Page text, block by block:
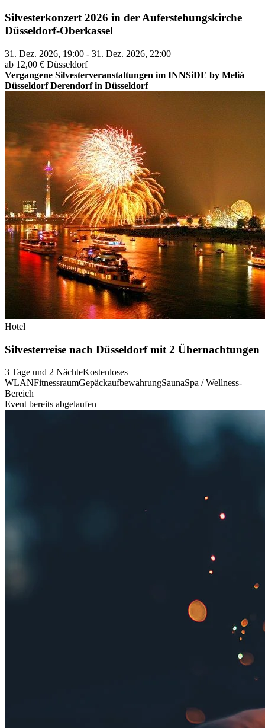
Silvesterkonzert 2026 in der Auferstehungskirche
Düsseldorf-Oberkassel
31. Dez. 2026, 19:00 - 31. Dez. 2026, 22:00
ab 12,00 € Düsseldorf
Vergangene Silvesterveranstaltungen im INNSiDE by Meliá
Düsseldorf Derendorf in Düsseldorf
Hotel
Silvesterreise nach Düsseldorf mit 2 Übernachtungen
3 Tage und 2 NächteKostenloses
WLANFitnessraumGepäckaufbewahrungSaunaSpa / Wellness-
Bereich
Event bereits abgelaufen